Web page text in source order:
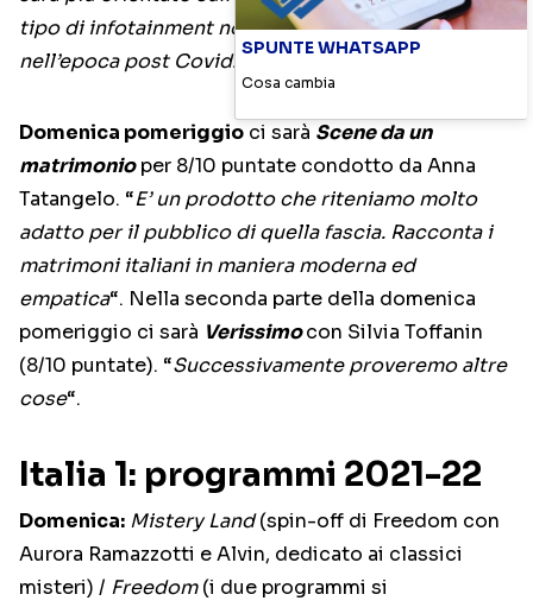
tipo di infotainment non ha più grande senso
nell’epoca post Covid. Abbiamo cambiato strada
Domenica pomeriggio ci sarà Scene da un
matrimonioper 8/10 puntate condotto da Anna
Tatangelo. “E’ un prodotto che riteniamo molto
adatto per il pubblico di quella fascia. Racconta i
matrimoni italiani in maniera moderna ed
empatica“. Nella seconda parte della domenica
pomeriggio ci sarà Verissimocon Silvia Toffanin
(8/10 puntate). “Successivamente proveremo altre
cose“.
Italia 1: programmi 2021-22
Domenica: Mistery Land(spin-off di Freedom con
Aurora Ramazzotti e Alvin, dedicato ai classici
misteri) / Freedom(i due programmi si
SPUNTE WHATSAPP
Cosa cambia